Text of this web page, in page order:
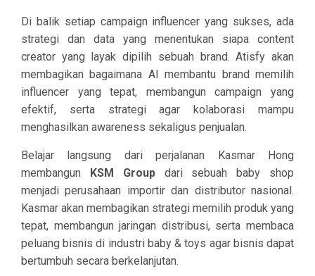
Di balik setiap campaign influencer yang sukses, ada
strategi dan data yang menentukan siapa content
creator yang layak dipilih sebuah brand. Atisfy akan
membagikan bagaimana AI membantu brand memilih
influencer yang tepat, membangun campaign yang
efektif, serta strategi agar kolaborasi mampu
menghasilkan awareness sekaligus penjualan.
Belajar langsung dari perjalanan Kasmar Hong
membangun KSM Groupdari sebuah baby shop
menjadi perusahaan importir dan distributor nasional.
Kasmar akan membagikan strategi memilih produk yang
tepat, membangun jaringan distribusi, serta membaca
peluang bisnis di industri baby & toys agar bisnis dapat
bertumbuh secara berkelanjutan.